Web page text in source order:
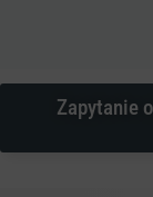
Zapytanie